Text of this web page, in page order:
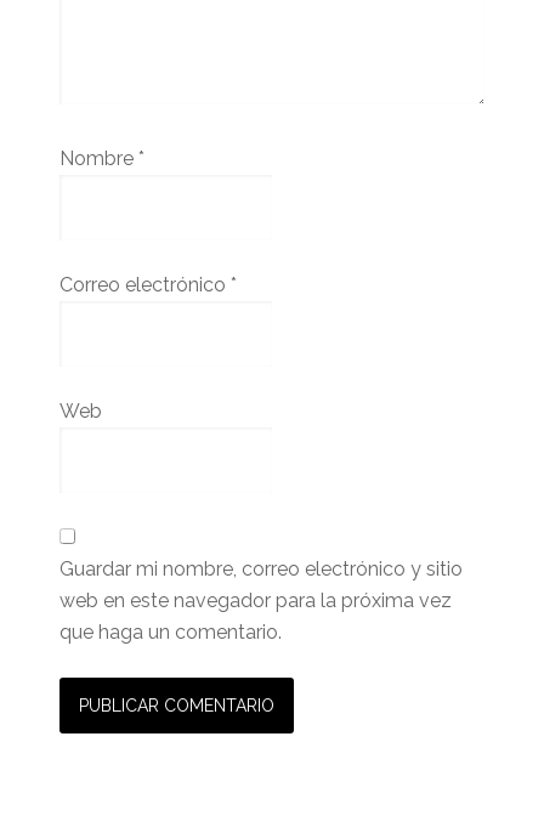
Nombre *
Correo electrónico *
Web
Guardar mi nombre, correo electrónico y sitio
web en este navegador para la próxima vez
que haga un comentario.